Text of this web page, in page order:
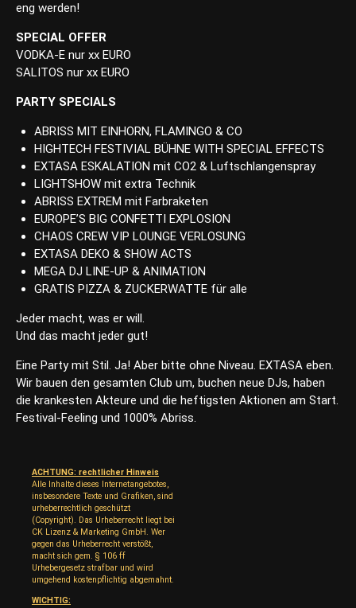
eng werden!
SPECIAL OFFER
VODKA-E nur xx EURO
SALITOS nur xx EURO
PARTY SPECIALS
ABRISS MIT EINHORN, FLAMINGO & CO
HIGHTECH FESTIVIAL BÜHNE WITH SPECIAL EFFECTS
EXTASA ESKALATION mit CO2 & Luftschlangenspray
LIGHTSHOW mit extra Technik
ABRISS EXTREM mit Farbraketen
EUROPE’S BIG CONFETTI EXPLOSION
CHAOS CREW VIP LOUNGE VERLOSUNG
EXTASA DEKO & SHOW ACTS
MEGA DJ LINE-UP & ANIMATION
GRATIS PIZZA & ZUCKERWATTE für alle
Jeder macht, was er will.
Und das macht jeder gut!
Eine Party mit Stil. Ja! Aber bitte ohne Niveau. EXTASA eben.
Wir bauen den gesamten Club um, buchen neue DJs, haben
die krankesten Akteure und die heftigsten Aktionen am Start.
Festival-Feeling und 1000% Abriss.
ACHTUNG: rechtlicher Hinweis
Alle Inhalte dieses Internetangebotes,
insbesondere Texte und Grafiken, sind
urheberrechtlich geschützt
(Copyright). Das Urheberrecht liegt bei
CK Lizenz & Marketing GmbH. Wer
gegen das Urheberrecht verstößt,
macht sich gem. § 106 ff
Urhebergesetz strafbar und wird
umgehend kostenpflichtig abgemahnt.
WICHTIG: